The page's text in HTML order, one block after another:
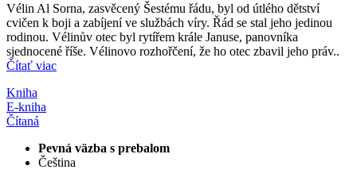
Vélin Al Sorna, zasvěcený Šestému řádu, byl od útlého dětství
cvičen k boji a zabíjení ve službách víry. Řád se stal jeho jedinou
rodinou. Vélinův otec byl rytířem krále Januse, panovníka
sjednocené říše. Vélinovo rozhořčení, že ho otec zbavil jeho práv..
Čítať viac
Kniha
E-kniha
Čítaná
Pevná väzba s prebalom
Čeština